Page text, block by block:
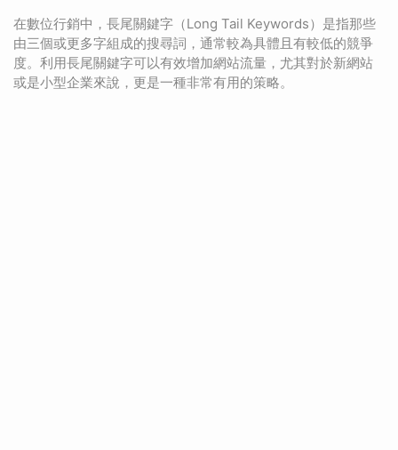
在數位行銷中，長尾關鍵字（Long Tail Keywords）是指那些
由三個或更多字組成的搜尋詞，通常較為具體且有較低的競爭
度。利用長尾關鍵字可以有效增加網站流量，尤其對於新網站
或是小型企業來說，更是一種非常有用的策略。